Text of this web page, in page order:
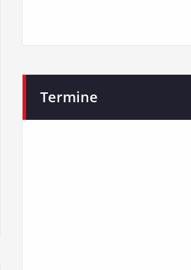
Termine